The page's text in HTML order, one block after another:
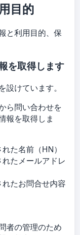
目的
と利用目的、保
を取得します
けています。
ら問い合わせを
報を取得しま
た名前（HN）
たメールアドレ
たお問合せ内容
者の管理のため